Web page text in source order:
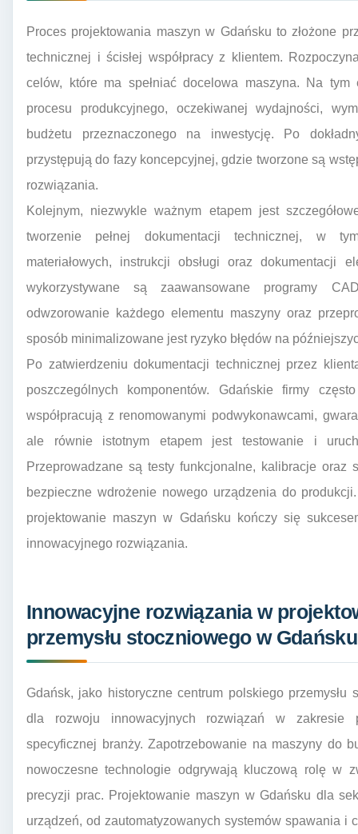
Proces projektowania maszyn w Gdańsku to złożone
technicznej i ścisłej współpracy z klientem.
celów, które ma spełniać docelowa maszyna. Na
procesu produkcyjnego, oczekiwanej wydajności,
budżetu przeznaczonego na inwestycję. Po
przystępują do fazy koncepcyjnej, gdzie tworzone są
rozwiązania.
Kolejnym, niezwykle ważnym etapem jest
tworzenie pełnej dokumentacji technicznej, w
materiałowych, instrukcji obsługi oraz dokumentacji
wykorzystywane są zaawansowane programy
odwzorowanie każdego elementu maszyny oraz
sposób minimalizowane jest ryzyko błędów na
Po zatwierdzeniu dokumentacji technicznej przez
poszczególnych komponentów. Gdańskie firmy
współpracują z renomowanymi podwykonawcami,
ale równie istotnym etapem jest testowanie i
Przeprowadzane są testy funkcjonalne, kalibracje oraz
bezpieczne wdrożenie nowego urządzenia do
projektowanie maszyn w Gdańsku kończy się
innowacyjnego rozwiązania.
Innowacyjne rozwiązania w
przemysłu stoczniowego w Gdańsku
Gdańsk, jako historyczne centrum polskiego
dla rozwoju innowacyjnych rozwiązań w zakresie
specyficznej branży. Zapotrzebowanie na maszyny do
nowoczesne technologie odgrywają kluczową rolę w
precyzji prac. Projektowanie maszyn w Gdańsku dla
urządzeń, od zautomatyzowanych systemów spawania i